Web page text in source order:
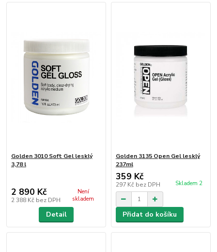
Golden 3010 Soft Gel lesklý
3,78 l
2 890 Kč
2 388 Kč bez DPH
Není
skladem
Detail
Golden 3135 Open Gel lesklý
237ml
359 Kč
297 Kč bez DPH Skladem 2
Přidat do košíku